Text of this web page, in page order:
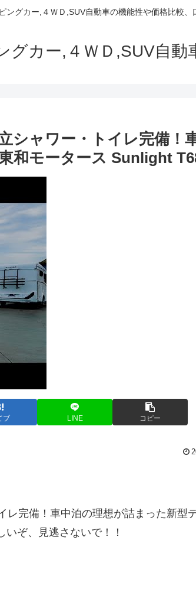
ングカー,４ＷＤ,SUV自動車の機能性や価格比較、
グカー,４ＷＤ,SUV自動
シャワー・トイレ完備！
和モータース Sunlight
ブ LINE コピー
レ完備！車中泊の理想が詰まった新型
いぞ、見逃さないで！！